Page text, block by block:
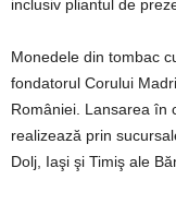
inclusiv pliantul de
Monedele din tombac
fondatorul Corului
României. Lansarea în
realizează prin
Dolj, Iaşi şi Timiş ale